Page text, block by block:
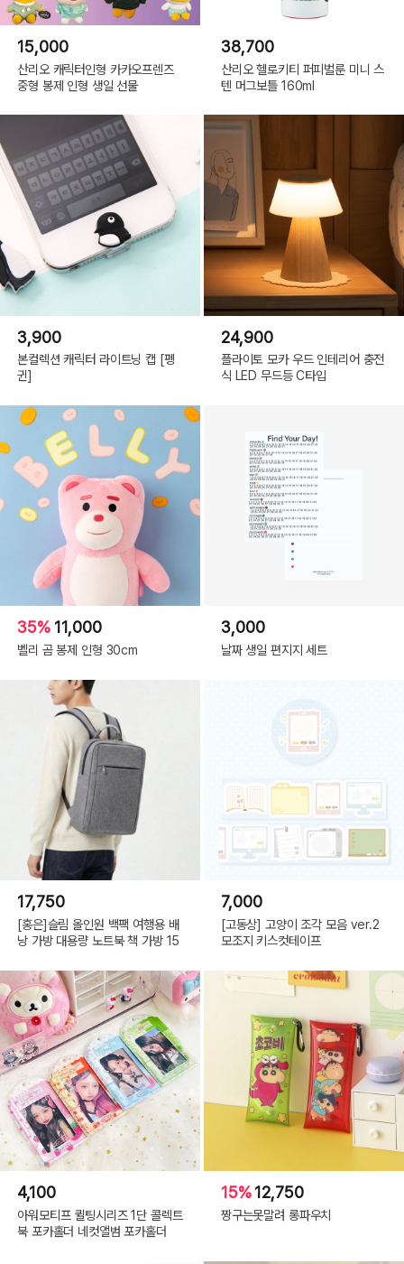
15,000
산리오 캐릭터인형 카카오프렌즈
중형 봉제 인형 생일 선물
38,700
산리오 헬로키티 퍼피벌룬 미니 스
텐 머그보틀 160ml
3,900
본컬렉션 캐릭터 라이트닝 캡 [펭
귄]
24,900
플라이토 모카 우드 인테리어 충전
식 LED 무드등 C타입
35% 11,000
벨리 곰 봉제 인형 30cm
3,000
날짜 생일 편지지 세트
17,750
[홍은]슬림 올인원 백팩 여행용 배
낭 가방 대용량 노트북 책 가방 15
7,000
[고동상] 고양이 조각 모음 ver.2
모조지 키스컷테이프
4,100
아워모티프 퀼팅시리즈 1단 콜렉트
북 포카홀더 네컷앨범 포카홀더
15%12,750
짱구는못말려 롱파우치